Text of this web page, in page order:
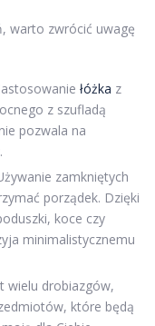
warto zwrócić uwagę
łóżka z
z szufladą
pozwala na
zamkniętych
porządek. Dzięki
koce czy
minimalistycznemu
wielu drobiazgów,
które będą